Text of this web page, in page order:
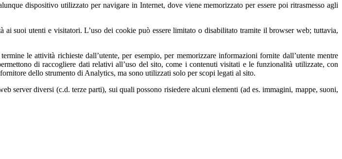
dispositivo utilizzato per navigare in Internet, dove viene memorizzato per essere poi ritrasmesso agli
suoi utenti e visitatori. L’uso dei cookie può essere limitato o disabilitato tramite il browser web; tuttavia,
le attività richieste dall’utente, per esempio, per memorizzare informazioni fornite dall’utente mentre
di raccogliere dati relativi all’uso del sito, come i contenuti visitati e le funzionalità utilizzate, con
dello strumento di Analytics, ma sono utilizzati solo per scopi legati al sito.
server diversi (c.d. terze parti), sui quali possono risiedere alcuni elementi (ad es. immagini, mappe, suoni,